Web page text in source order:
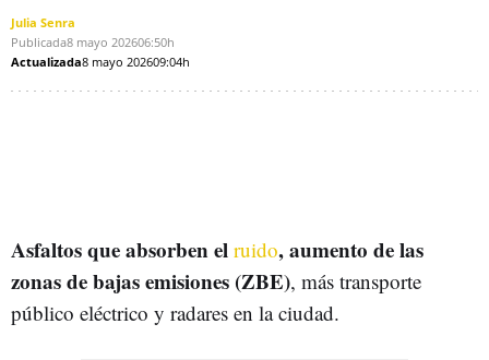
Julia Senra
Publicada8 mayo 202606:50h
Actualizada8 mayo 202609:04h
Asfaltos que absorben el ruido, aumento de las
zonas de bajas emisiones (ZBE), más transporte
público eléctrico y radares en la ciudad.